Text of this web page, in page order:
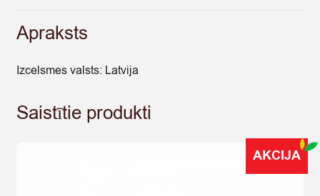
Apraksts
Izcelsmes valsts: Latvija
Saistītie produkti
AKCIJA